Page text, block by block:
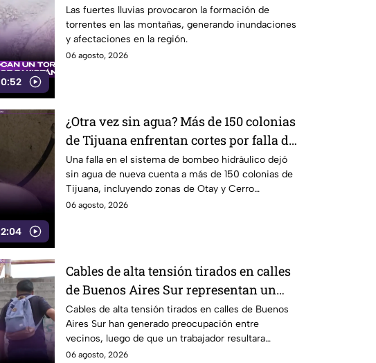
0:52
montañosa
Las fuertes lluvias provocaron la formación de
torrentes en las montañas, generando inundaciones
y afectaciones en la región.
06 agosto, 2026
2:04
¿Otra vez sin agua? Más de 150 colonias
de Tijuana enfrentan cortes por falla de
CESPT
Una falla en el sistema de bombeo hidráulico dejó
sin agua de nueva cuenta a más de 150 colonias de
Tijuana, incluyendo zonas de Otay y Cerro
Colorado.
06 agosto, 2026
Cables de alta tensión tirados en calles
de Buenos Aires Sur representan un
riesgo para peatones en Tijuana
Cables de alta tensión tirados en calles de Buenos
Aires Sur han generado preocupación entre
vecinos, luego de que un trabajador resultara
electrocutado.
06 agosto, 2026